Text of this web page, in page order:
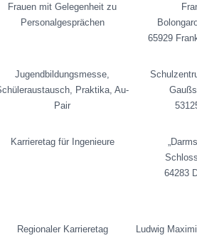
Frauen mit Gelegenheit zu
Personalgesprächen
65929
Jugendbildungsmesse,
Praktika, Au-
Pair
Karrieretag für Ingenieure
64283
Regionaler Karrieretag
Ludwig